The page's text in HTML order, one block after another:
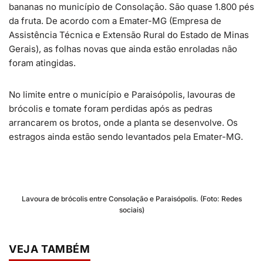
bananas no município de Consolação. São quase 1.800 pés
da fruta. De acordo com a Emater-MG (Empresa de
Assistência Técnica e Extensão Rural do Estado de Minas
Gerais), as folhas novas que ainda estão enroladas não
foram atingidas.
No limite entre o município e Paraisópolis, lavouras de
brócolis e tomate foram perdidas após as pedras
arrancarem os brotos, onde a planta se desenvolve. Os
estragos ainda estão sendo levantados pela Emater-MG.
Lavoura de brócolis entre Consolação e Paraisópolis. (Foto: Redes
sociais)
VEJA TAMBÉM